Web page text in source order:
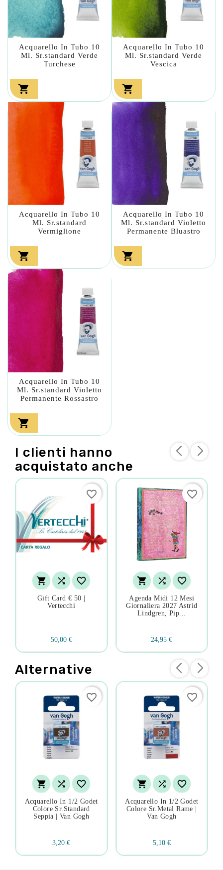
Acquarello In Tubo 10
Ml. Sr.standard Verde
Turchese

Acquarello In Tubo 10
Ml. Sr.standard Verde
Vescica

Acquarello In Tubo 10
Ml. Sr.standard
Vermiglione

Acquarello In Tubo 10
Ml. Sr.standard Violetto
Permanente Bluastro

Acquarello In Tubo 10
Ml. Sr.standard Violetto
Permanente Rossastro

I clienti hanno
acquistato anche
  
Gift Card € 50 |
Vertecchi
50,00 €
favorite_border
  
Agenda Midi 12 Mesi
Giornaliera 2027 Astrid
Lindgren, Pip...
24,95 €
favorite_border
Alternative
  
Acquarello In 1/2 Godet
Colore Sr.standard
Seppia | Van Gogh
3,20 €
favorite_border
  
Acquarello In 1/2 Godet
Colore Sr.metal Rame |
Van Gogh
5,10 €
favorite_border